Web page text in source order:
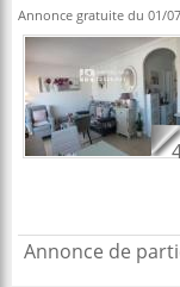
Annonce gratuite du 01/
Annonce de